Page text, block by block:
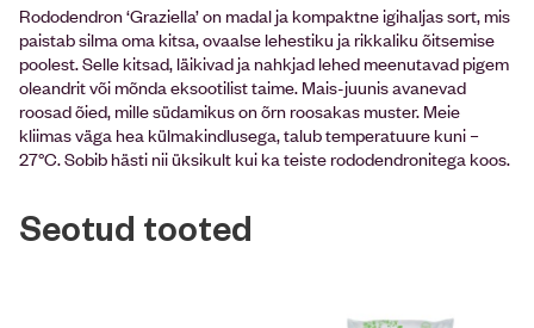
Rododendron ‘Graziella’ on madal ja kompaktne igihaljas sort, mis
paistab silma oma kitsa, ovaalse lehestiku ja rikkaliku õitsemise
poolest. Selle kitsad, läikivad ja nahkjad lehed meenutavad pigem
oleandrit või mõnda eksootilist taime. Mais-juunis avanevad
roosad õied, mille südamikus on õrn roosakas muster. Meie
kliimas väga hea külmakindlusega, talub temperatuure kuni –
27°C. Sobib hästi nii üksikult kui ka teiste rododendronitega koos.
Seotud tooted